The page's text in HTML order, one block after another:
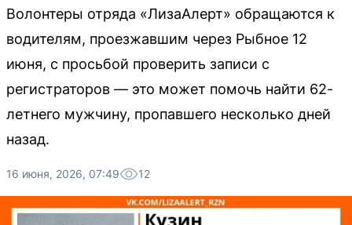
Волонтеры отряда «ЛизаАлерт» обращаются к
водителям, проезжавшим через Рыбное 12
июня, с просьбой проверить записи с
регистраторов — это может помочь найти 62-
летнего мужчину, пропавшего несколько дней
назад.
16 июня, 2026, 07:49 12